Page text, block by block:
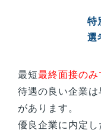
特
選
最短最終面接のみ
待遇の良い企業
があります。
優良企業に内定